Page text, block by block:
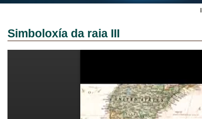
Simboloxía da raia III